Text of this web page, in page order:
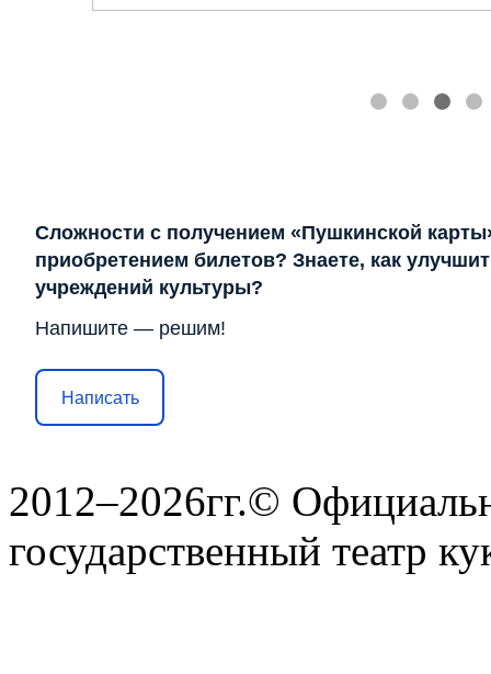
Сложности с получением «Пушкинской
приобретением билетов? Знаете, как
учреждений культуры?
Напишите — решим!
Написать
2012–2026гг.©
государственный театр